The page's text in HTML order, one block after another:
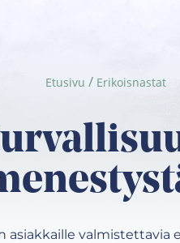
Etusivu / Erikoisnastat
asiakkaille valmistettavia